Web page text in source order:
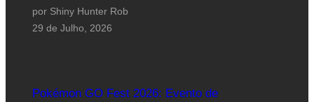
por Shiny Hunter Rob
29 de Julho, 2026
Pokémon GO Fest 2026: Evento de